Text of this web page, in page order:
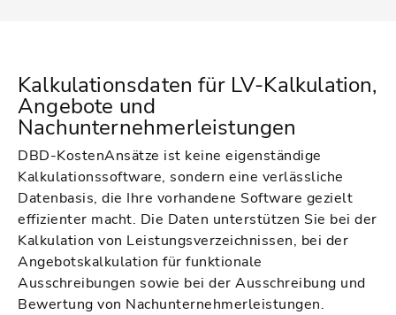
Kalkulationsdaten für LV-Kalkulation,
Angebote und
Nachunternehmerleistungen
DBD-KostenAnsätze ist keine eigenständige
Kalkulationssoftware, sondern eine verlässliche
Datenbasis, die Ihre vorhandene Software gezielt
effizienter macht. Die Daten unterstützen Sie bei der
Kalkulation von Leistungsverzeichnissen, bei der
Angebotskalkulation für funktionale
Ausschreibungen sowie bei der Ausschreibung und
Bewertung von Nachunternehmerleistungen.